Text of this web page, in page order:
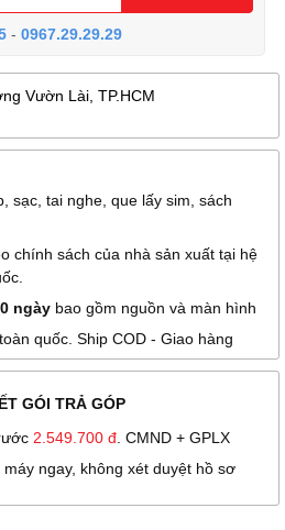
-0967.29.29.29
Vườn Lài, TP.HCM
sạc, tai nghe, que lấy sim, sách
chính sách của nhà sản xuất tại hệ
ngày bao gồm nguồn và màn hình
quốc. Ship COD - Giao hàng
GÓI TRẢ GÓP
2.549.700 đ . CMND + GPLX
máy ngay, không xét duyệt hồ sơ